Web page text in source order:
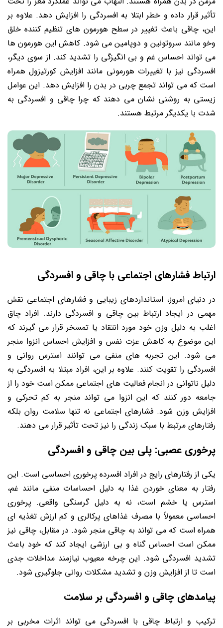
تأثیر قرار داده و خطر ابتلا به افسردگی را افزایش دهد. علاوه بر
این، چاقی باعث تغییر در سطح هورمون های تنظیم کننده خلق
وخو مانند سروتونین و دوپامین می شود. کاهش این هورمون ها
می تواند احساس غم و بی انگیزگی را تشدید کند. از سوی دیگر،
افسردگی نیز با تغییرات هورمونی مانند افزایش کورتیزول همراه
است که می تواند تجمع چربی در بدن را افزایش دهد. این عوامل
زیستی به روشنی نشان می دهند که چرا چاقی و افسردگی به
شدت با یکدیگر مرتبط هستند.
ارتباط فشارهای اجتماعی با چاقی و افسردگی
در دنیای امروز، استانداردهای زیبایی و فشارهای اجتماعی نقش
مهمی در ایجاد ارتباط بین چاقی و افسردگی دارند. افراد چاق
اغلب به دلیل وزن خود مورد انتقاد یا تمسخر قرار می گیرند که
این موضوع به کاهش عزت نفس و افزایش احساس انزوا منجر
می شود. این تجربه های منفی می توانند استرس روانی و
افسردگی را تقویت کنند. علاوه بر این، افراد مبتلا به افسردگی به
دلیل ناتوانی در انجام فعالیت های اجتماعی ممکن است خود را از
جامعه دور کنند که این انزوا می تواند منجر به کم تحرکی و
افزایش وزن شود. فشارهای اجتماعی نه تنها سلامت روان بلکه
رفتارهای مرتبط با سبک زندگی را نیز تحت تأثیر قرار می دهند.
پرخوری عصبی: پلی بین چاقی و افسردگی
یکی از رفتارهای رایج در افراد افسرده پرخوری احساسی است. این
رفتار به معنای خوردن غذا به دلیل احساسات منفی مانند غم،
استرس یا خشم است، نه به دلیل گرسنگی واقعی. پرخوری
احساسی معمولاً با مصرف غذاهای پرکالری و کم ارزش تغذیه ای
همراه است که می تواند به چاقی منجر شود. در مقابل، چاقی نیز
ممکن است احساس گناه و بی ارزشی ایجاد کند که خود باعث
تشدید افسردگی شود. این چرخه معیوب نیازمند مداخلات جدی
است تا از افزایش وزن و تشدید مشکلات روانی جلوگیری شود.
پیامدهای چاقی و افسردگی بر سلامت
ترکیب و ارتباط چاقی با افسردگی می تواند اثرات مخربی بر